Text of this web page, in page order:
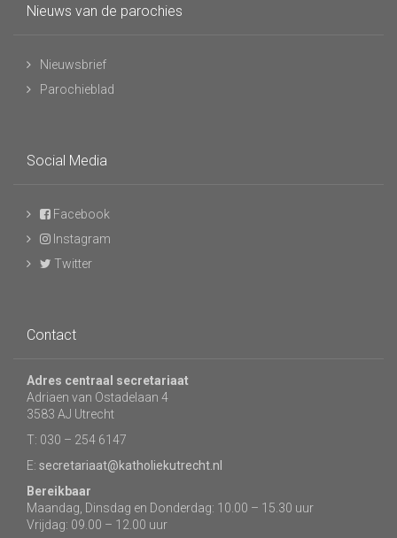
Nieuws van de parochies
Nieuwsbrief
Parochieblad
Social Media
Facebook
Instagram
Twitter
Contact
Adres centraal secretariaat
Adriaen van Ostadelaan 4
3583 AJ Utrecht
T: 030 – 254 6147
E: secretariaat@katholiekutrecht.nl
Bereikbaar
Maandag, Dinsdag en Donderdag: 10.00 – 15.30 uur
Vrijdag: 09.00 – 12.00 uur